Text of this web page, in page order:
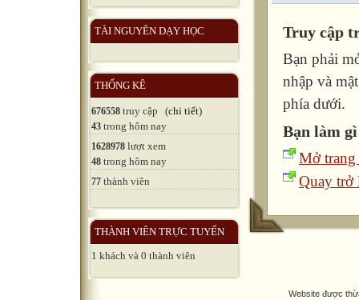
TÀI NGUYÊN DẠY HỌC
THỐNG KÊ
676558 truy cập (chi tiết)
43 trong hôm nay
1628978 lượt xem
48 trong hôm nay
77 thành viên
THÀNH VIÊN TRỰC TUYẾN
1 khách và 0 thành viên
Truy cập
Bạn phải
nhập và
phía dưới.
Bạn làm
Mở trang
Quay trở
Website được